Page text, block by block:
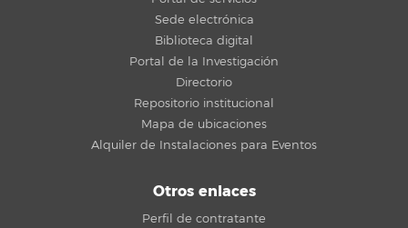
Sede electrónica
Biblioteca digital
Portal de la Investigación
Directorio
Repositorio institucional
Mapa de ubicaciones
Alquiler de Instalaciones para Eventos
Otros enlaces
Perfil de contratante